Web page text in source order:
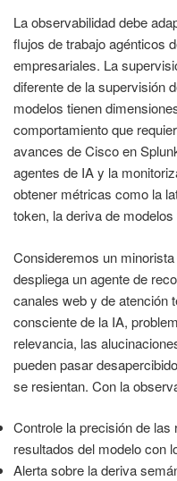
La observabilidad debe
flujos de trabajo agénticos
empresariales. La
diferente de la supervisión
modelos tienen
comportamiento que
avances de Cisco en
agentes de IA y la
obtener métricas como la
token, la deriva de
Consideremos un
despliega un agente de
canales web y de atención
consciente de la IA,
relevancia, las
pueden pasar
se resientan. Con la
Controle la precisión de
resultados del modelo con
Alerta sobre la deriva